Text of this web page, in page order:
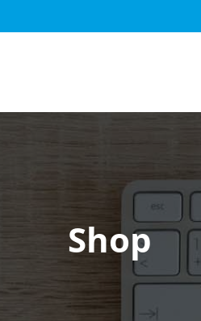
Shop